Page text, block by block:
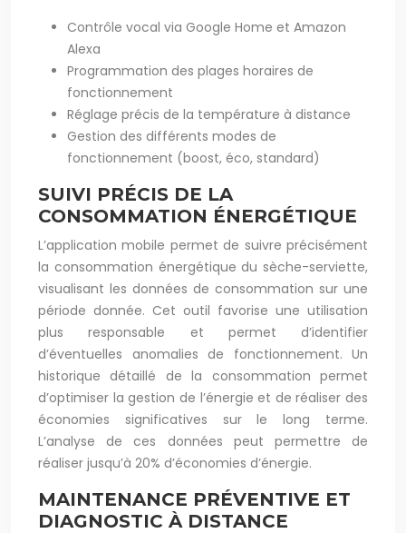
Contrôle vocal via Google Home et Amazon
Alexa
Programmation des plages horaires de
fonctionnement
Réglage précis de la température à distance
Gestion des différents modes de
fonctionnement (boost, éco, standard)
SUIVI PRÉCIS DE LA
CONSOMMATION ÉNERGÉTIQUE
L’application mobile permet de suivre précisément
la consommation énergétique du sèche-serviette,
visualisant les données de consommation sur une
période donnée. Cet outil favorise une utilisation
plus responsable et permet d’identifier
d’éventuelles anomalies de fonctionnement. Un
historique détaillé de la consommation permet
d’optimiser la gestion de l’énergie et de réaliser des
économies significatives sur le long terme.
L’analyse de ces données peut permettre de
réaliser jusqu’à 20% d’économies d’énergie.
MAINTENANCE PRÉVENTIVE ET
DIAGNOSTIC À DISTANCE